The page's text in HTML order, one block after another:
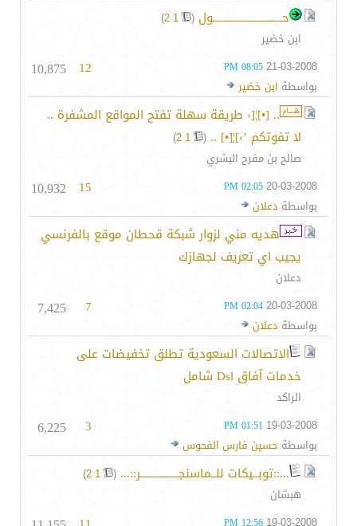
حـــــــــــــــــــــــــــــول (
1
2
)
ابن خضير
21-03-2008
08:05 PM
بواسطة ابن خضير
12
10,875
.. [•]¦[‹ طريقة سهلة تفتح المواقع المشفرة ..
لا تفوتكم ’›]¦[•] .. (
1
2
)
صالح بن مفرح البشري
20-03-2008
02:05 PM
بواسطة دعلان
15
10,932
هديه مني لزوار شبكة قحطان موقع بالفرنسي
يجيب اي تعريف لجهازك
دعلان
20-03-2008
02:04 PM
بواسطة دعلان
7
7,425
الاتصالات السعودية تطلق تخفيضات على
خدمات آفاق Dsl شامل
الراكد
19-03-2008
01:51 PM
بواسطة حسين فارس الفحوس
3
6,225
...::توبــيكات للــماسنجــــــــــــــــر::... (
1
2
)
هبشان